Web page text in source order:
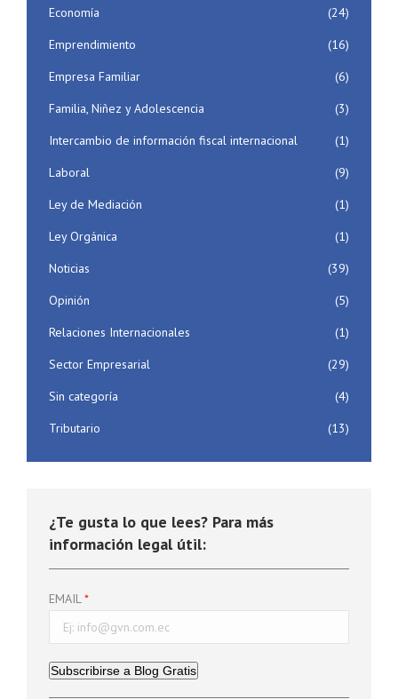
Economía
(24)
Emprendimiento
(16)
Empresa Familiar
(6)
Familia, Niñez y Adolescencia
(3)
Intercambio de información fiscal internacional
(1)
Laboral
(9)
Ley de Mediación
(1)
Ley Orgánica
(1)
Noticias
(39)
Opinión
(5)
Relaciones Internacionales
(1)
Sector Empresarial
(29)
Sin categoría
(4)
Tributario
(13)
¿Te gusta lo que lees? Para más
información legal útil:
EMAIL
Subscribirse a Blog Gratis